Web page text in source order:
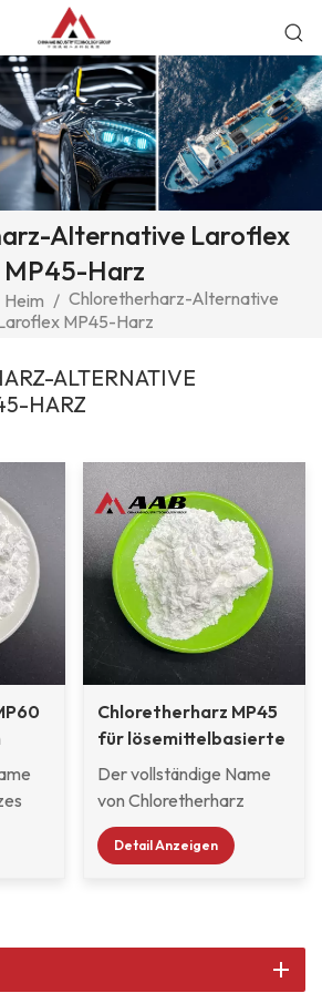
Alternative Laroflex
MP45-Harz
Heim / Chloretherharz-Alternative
MP45-Harz
ALTERNATIVE
HARZ
Chloretherharz MP45
für lösemittelbasierte
Tiefdruckfarbe
Der vollständige Name
von Chloretherharz
lautet Vinylchlorid-
Isobutylvinylether-
Detail Anzeigen